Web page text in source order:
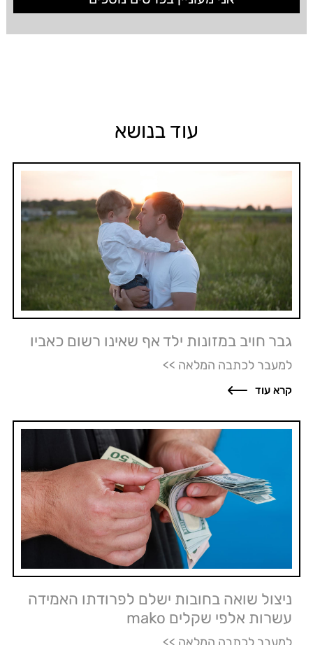
עוד בנושא
גבר חויב במזונות ילד אף שאינו רשום כאביו
למעבר לכתבה המלאה >>
קרא עוד
ניצול שואה בחובות ישלם לפרודתו האמידה
עשרות אלפי שקלים mako